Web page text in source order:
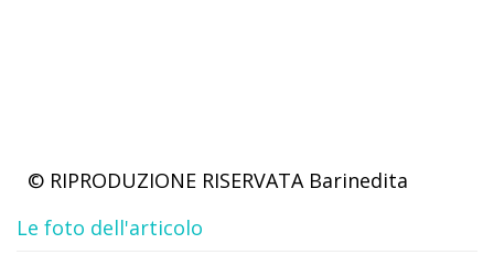
© RIPRODUZIONE RISERVATA Barinedita
Le foto dell'articolo